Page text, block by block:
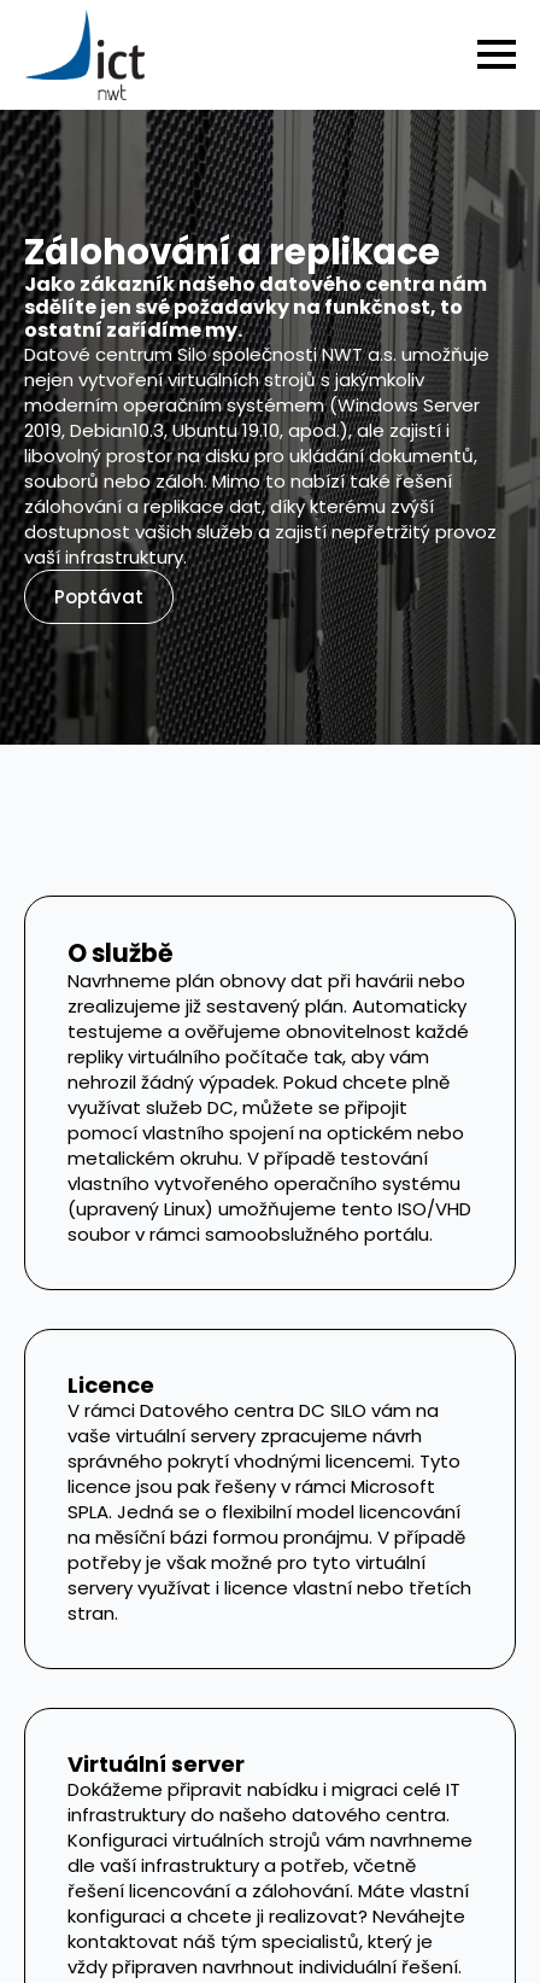
Zálohování a replikace
Jako zákazník našeho datového centra nám
sdělíte jen své požadavky na funkčnost, to
ostatní zařídíme my.
Datové centrum Silo společnosti NWT a.s. umožňuje
nejen vytvoření virtuálních strojů s jakýmkoliv
moderním operačním systémem (Windows Server
2019, Debian10.3, Ubuntu 19.10, apod.), ale zajistí i
libovolný prostor na disku pro ukládání dokumentů,
souborů nebo záloh. Mimo to nabízí také řešení
zálohování a replikace dat, díky kterému zvýší
dostupnost vašich služeb a zajistí nepřetržitý provoz
vaší infrastruktury.
Poptávat
O službě
Navrhneme plán obnovy dat při havárii nebo
zrealizujeme již sestavený plán. Automaticky
testujeme a ověřujeme obnovitelnost každé
repliky virtuálního počítače tak, aby vám
nehrozil žádný výpadek. Pokud chcete plně
využívat služeb DC, můžete se připojit
pomocí vlastního spojení na optickém nebo
metalickém okruhu. V případě testování
vlastního vytvořeného operačního systému
(upravený Linux) umožňujeme tento ISO/VHD
soubor v rámci samoobslužného portálu.
Licence
V rámci Datového centra DC SILO vám na
vaše virtuální servery zpracujeme návrh
správného pokrytí vhodnými licencemi. Tyto
licence jsou pak řešeny v rámci Microsoft
SPLA. Jedná se o flexibilní model licencování
na měsíční bázi formou pronájmu. V případě
potřeby je však možné pro tyto virtuální
servery využívat i licence vlastní nebo třetích
stran.
Virtuální server
Dokážeme připravit nabídku i migraci celé IT
infrastruktury do našeho datového centra.
Konfiguraci virtuálních strojů vám navrhneme
dle vaší infrastruktury a potřeb, včetně
řešení licencování a zálohování. Máte vlastní
konfiguraci a chcete ji realizovat? Neváhejte
kontaktovat náš tým specialistů, který je
vždy připraven navrhnout individuální řešení.